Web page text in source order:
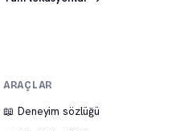
ARAÇLAR
📖 Deneyim sözlüğü